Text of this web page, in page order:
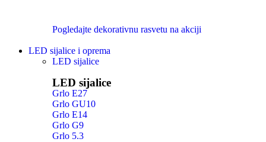
Pogledajte dekorativnu rasvetu na akciji
LED sijalice i oprema
LED sijalice
LED sijalice
Grlo E27
Grlo GU10
Grlo E14
Grlo G9
Grlo 5.3